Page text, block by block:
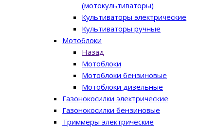
(мотокультиваторы)
Культиваторы электрические
Культиваторы ручные
Мотоблоки
Назад
Мотоблоки
Мотоблоки бензиновые
Мотоблоки дизельные
Газонокосилки электрические
Газонокосилки бензиновые
Триммеры электрические